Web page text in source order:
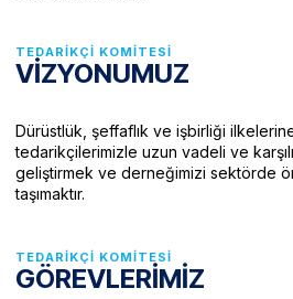
TEDARIKÇI KOMITESI
VİZYONUMUZ
Dürüstlük, şeffaflık ve işbirliği
tedarikçilerimizle uzun vadeli ve
geliştirmek ve derneğimizi sektörde
taşımaktır.
TEDARIKÇI KOMITESI
GÖREVLERİMİZ